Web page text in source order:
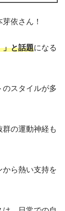
依さん！
」と話題になる
のスタイルが多
の運動神経も
から熱い支持を